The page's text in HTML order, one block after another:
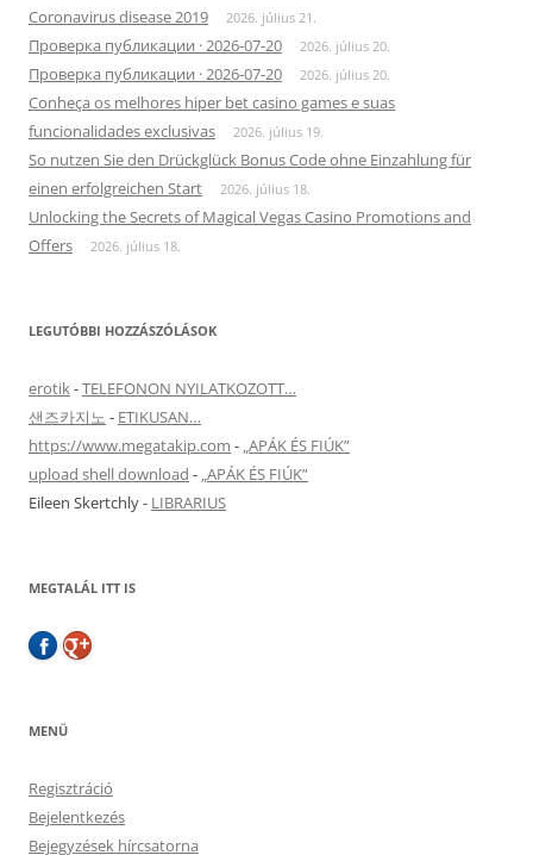
Coronavirus disease 2019 2026. július 21.
Проверка публикации · 2026-07-20 2026. július 20.
Проверка публикации · 2026-07-20 2026. július 20.
Conheça os melhores hiper bet casino games e suas
funcionalidades exclusivas
2026. július 19.
So nutzen Sie den Drückglück Bonus Code ohne Einzahlung für
einen erfolgreichen Start
2026. július 18.
Unlocking the Secrets of Magical Vegas Casino Promotions and
Offers
2026. július 18.
LEGUTÓBBI HOZZÁSZÓLÁSOK
erotik-TELEFONON NYILATKOZOTT…
샌즈카지노 - ETIKUSAN…
https://www.megatakip.com - „APÁK ÉS FIÚK”
upload shell download - „APÁK ÉS FIÚK”
Eileen Skertchly- LIBRARIUS
MEGTALÁL ITT IS
MENÜ
Regisztráció
Bejelentkezés
Bejegyzések hírcsatorna